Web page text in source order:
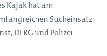
Kajak hat am
Sucheinsatz
DLRG und Polizei